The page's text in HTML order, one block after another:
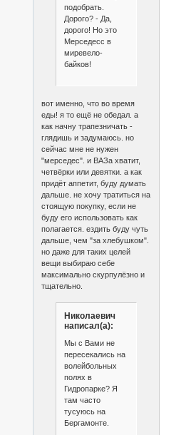
подобрать.
Дорого? - Да,
дорого! Но это
Мерседесс в
миревело-
байков!
вот именно, что во время
еды! я то ещё не обедал. а
как начну трапезничать -
глядишь и задумаюсь. но
сейчас мне не нужен
"мерседес". и ВАЗа хватит,
четвёрки или девятки. а как
придёт аппетит, буду думать
дальше. не хочу тратиться на
стоящую покупку, если не
буду его использовать как
полагается. ездить буду чуть
дальше, чем "за хлебушком".
но даже для таких целей
вещи выбираю себе
максимально скурпулёзно и
тщательно.
Николаевич
написал(а):
Мы с Вами не
пересекались на
волейбольных
полях в
Гидропарке? Я
там часто
тусуюсь на
Бергамонте.